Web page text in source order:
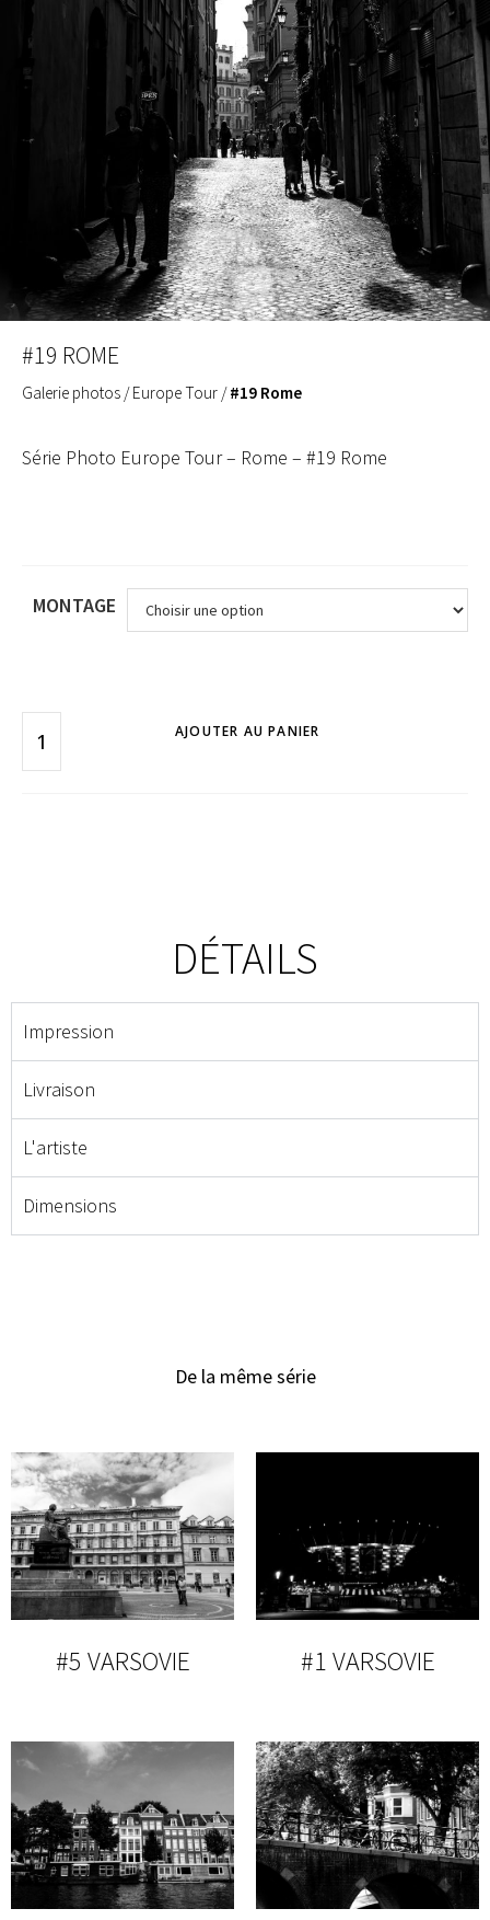
#19 ROME
Galerie photos /Europe Tour /#19 Rome
Série Photo Europe Tour – Rome – #19 Rome
MONTAGE
AJOUTER AU PANIER
DÉTAILS
Impression
Livraison
L'artiste
Dimensions
De la même série
#5 VARSOVIE #1 VARSOVIE